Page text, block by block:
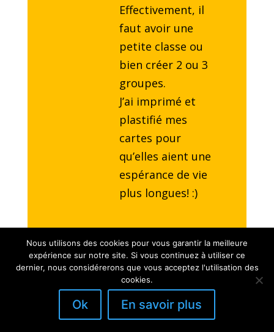
Effectivement, il
faut avoir une
petite classe ou
bien créer 2 ou 3
groupes.
J’ai imprimé et
plastifié mes
cartes pour
qu’elles aient une
espérance de vie
plus longues! :)
Anonyme– 27
février 2019
4.5
Nous utilisons des cookies pour vous garantir la meilleure
expérience sur notre site. Si vous continuez à utiliser ce
dernier, nous considérerons que vous acceptez l'utilisation des
cookies.
Ok En savoir plus